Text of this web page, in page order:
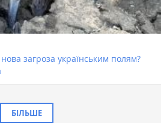
загроза українським полям?
БІЛЬШЕ